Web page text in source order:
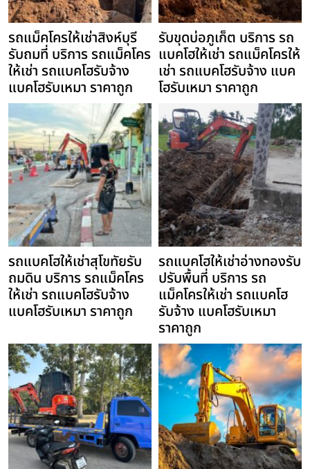
รถแม็คโครให้เช่าสิงห์บุรี
รับถมที่ บริการ รถแม็คโคร
ให้เช่า รถแบคโฮรับจ้าง
แบคโฮรับเหมา ราคาถูก
รับขุดบ่อภูเก็ต บริการ รถ
แบคโฮให้เช่า รถแม็คโครให้
เช่า รถแบคโฮรับจ้าง แบค
โฮรับเหมา ราคาถูก
รถแบคโฮให้เช่าสุโขทัยรับ
ถมดิน บริการ รถแม็คโคร
ให้เช่า รถแบคโฮรับจ้าง
แบคโฮรับเหมา ราคาถูก
รถแบคโฮให้เช่าอ่างทองรับ
ปรับพื้นที่ บริการ รถ
แม็คโครให้เช่า รถแบคโฮ
รับจ้าง แบคโฮรับเหมา
ราคาถูก